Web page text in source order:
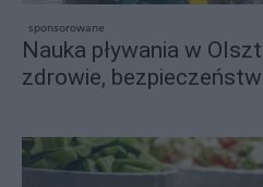
sponsorowane
Nauka pływania w
zdrowie,